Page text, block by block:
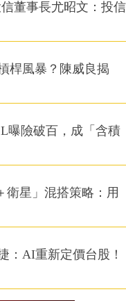
董事長尤昭文：投信
桿風暴？陳威良揭
曝險破百，成「含積
衛星」混搭策略：用
：AI重新定價台股！